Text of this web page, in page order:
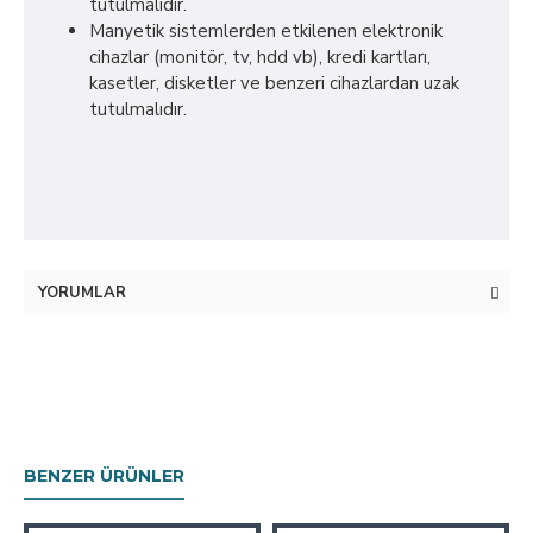
tutulmalıdır.
Manyetik sistemlerden etkilenen elektronik
cihazlar (monitör, tv, hdd vb), kredi kartları,
kasetler, disketler ve benzeri cihazlardan uzak
tutulmalıdır.
YORUMLAR
BENZER ÜRÜNLER